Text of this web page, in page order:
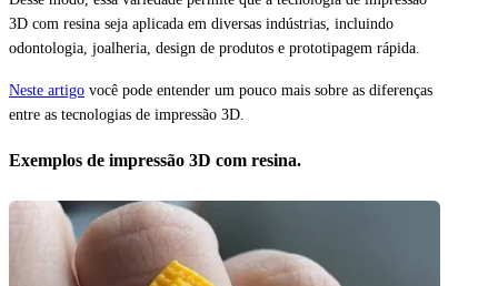
3D com resina seja aplicada em diversas indústrias, incluindo
odontologia, joalheria, design de produtos e prototipagem rápida.
Neste artigo você pode entender um pouco mais sobre as diferenças
entre as tecnologias de impressão 3D.
Exemplos de impressão 3D com resina.